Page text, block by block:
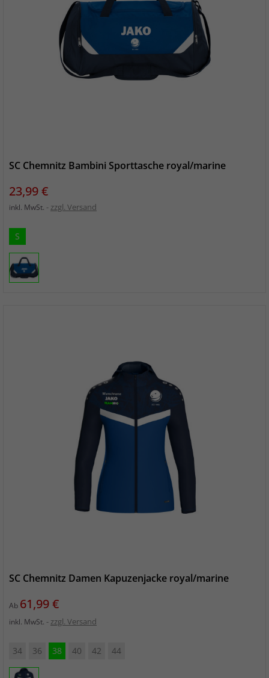
SC Chemnitz Bambini Sporttasche royal/marine
Preis
23,99 €
inkl. MwSt. zzgl. Versand
S
SC Chemnitz Damen Kapuzenjacke royal/marine
Ab Preis
61,99 €
inkl. MwSt. zzgl. Versand
34 36 38 40 42 44